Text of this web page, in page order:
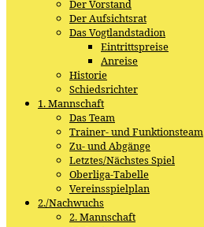
Der Vorstand
Der Aufsichtsrat
Das Vogtlandstadion
Eintrittspreise
Anreise
Historie
Schiedsrichter
1. Mannschaft
Das Team
Trainer- und Funktionsteam
Zu- und Abgänge
Letztes/Nächstes Spiel
Oberliga-Tabelle
Vereinsspielplan
2./Nachwuchs
2. Mannschaft